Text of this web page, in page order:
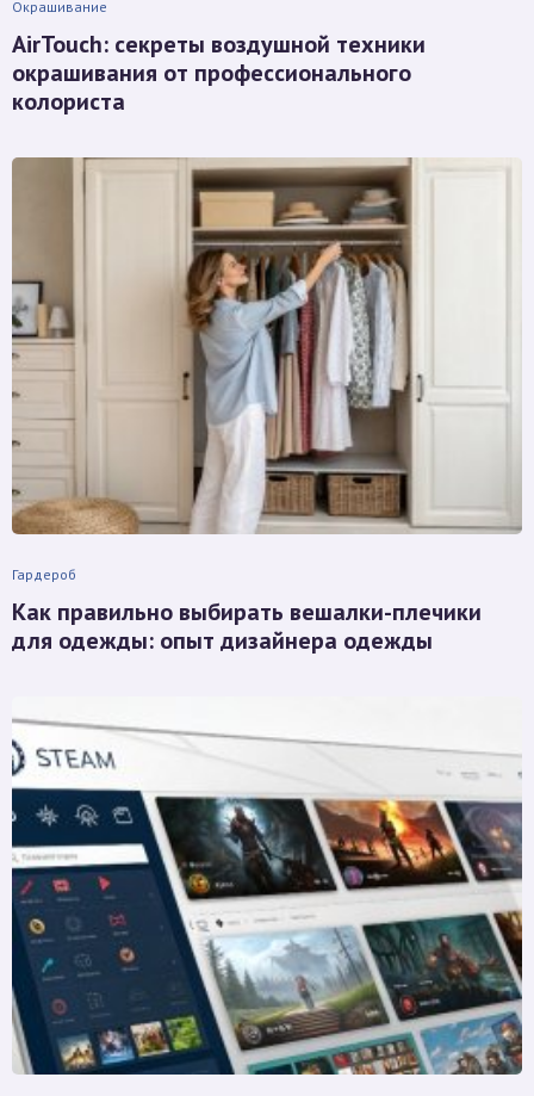
Окрашивание
AirTouch: секреты воздушной техники
окрашивания от профессионального
колориста
Гардероб
Как правильно выбирать вешалки-плечики
для одежды: опыт дизайнера одежды